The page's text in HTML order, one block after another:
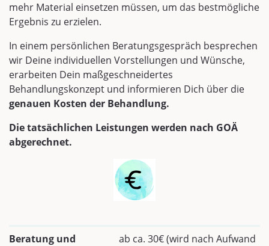
mehr Material einsetzen müssen, um das bestmögliche
Ergebnis zu erzielen.
In einem persönlichen Beratungsgespräch besprechen
wir Deine individuellen Vorstellungen und Wünsche,
erarbeiten Dein maßgeschneidertes
Behandlungskonzept und informieren Dich über die
genauen Kosten der Behandlung.
Die tatsächlichen Leistungen werden nach GOÄ
abgerechnet.
Beratung und
ab ca. 30€ (wird nach Aufwand